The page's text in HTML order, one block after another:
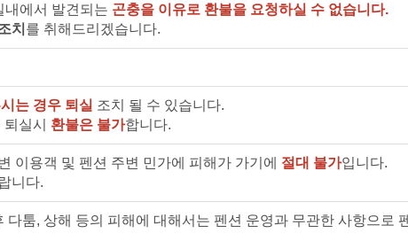
내에서 발견되는 곤충을 이유로 환불을 요청하실 수 없습니다.
치 를 취해드리겠습니다.
는 경우 퇴실 조치 될 수 있습니다.
실시 환불은 불가합니다.
이용객 및 펜션 주변 민가에 피해가 가기에 절대 불가입니다.
니다.
툼, 상해 등의 피해에 대해서는 펜션 운영과 무관한 사항으로